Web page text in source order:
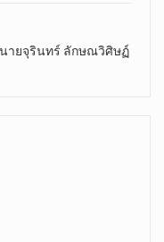
นายจุรินทร์ ลักษณวิศิษฏ์